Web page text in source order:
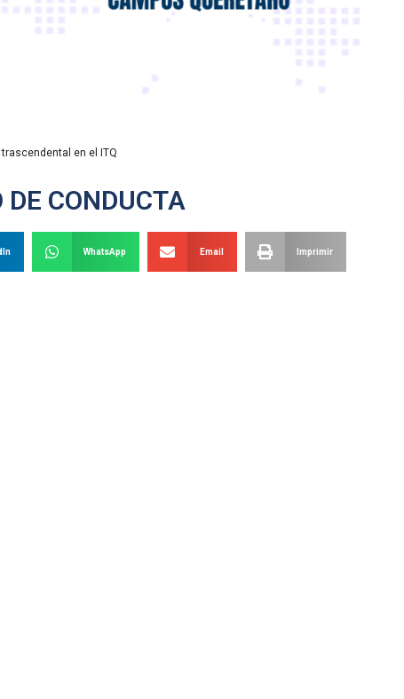
en el ITQ
DE CONDUCTA
WhatsApp Email Imprimir